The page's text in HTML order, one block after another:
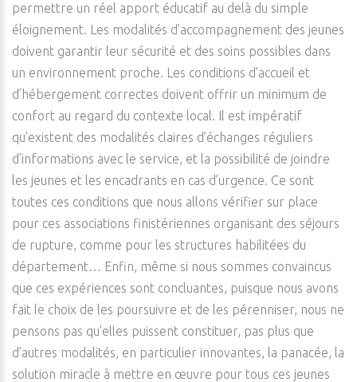
permettre un réel apport éducatif au delà du simple
éloignement. Les modalités d’accompagnement des jeunes
doivent garantir leur sécurité et des soins possibles dans
un environnement proche. Les conditions d’accueil et
d’hébergement correctes doivent offrir un minimum de
confort au regard du contexte local. Il est impératif
qu’existent des modalités claires d’échanges réguliers
d’informations avec le service, et la possibilité de joindre
les jeunes et les encadrants en cas d’urgence. Ce sont
toutes ces conditions que nous allons vérifier sur place
pour ces associations finistériennes organisant des séjours
de rupture, comme pour les structures habilitées du
département… Enfin, même si nous sommes convaincus
que ces expériences sont concluantes, puisque nous avons
fait le choix de les poursuivre et de les pérenniser, nous ne
pensons pas qu’elles puissent constituer, pas plus que
d’autres modalités, en particulier innovantes, la panacée, la
solution miracle à mettre en œuvre pour tous ces jeunes